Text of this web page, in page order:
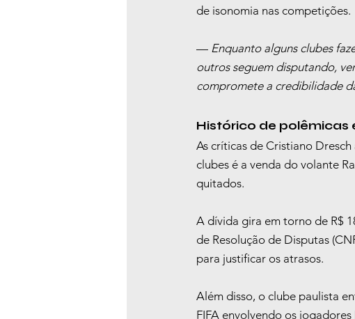
de isonomia nas competições.
— Enquanto alguns clubes
outros seguem disputando,
compromete a credibilidade
Histórico de polêmicas
As críticas de Cristiano
clubes é a venda do volante
quitados.
A dívida gira em torno de R$
de Resolução de Disputas
para justificar os atrasos.
Além disso, o clube paulista
FIFA envolvendo os